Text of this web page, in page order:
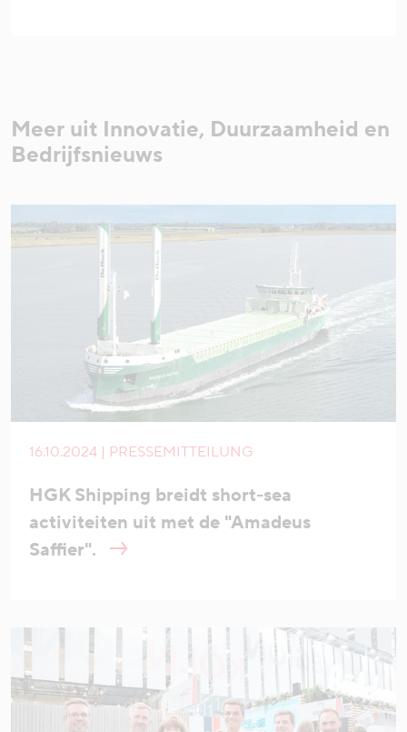
Meer uit Innovatie, Duurzaamheid en
Bedrijfsnieuws
16.10.2024 | PRESSEMITTEILUNG
HGK Shipping breidt short-sea
activiteiten uit met de "Amadeus
Saffier".